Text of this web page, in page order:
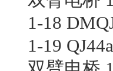
1-18
1-19